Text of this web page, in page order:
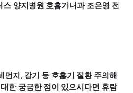
양지병원 호흡기내과 조은영 전
먼지, 감기 등 호흡기 질환 주의해
한 궁금한 점이 있으시다면 휴람